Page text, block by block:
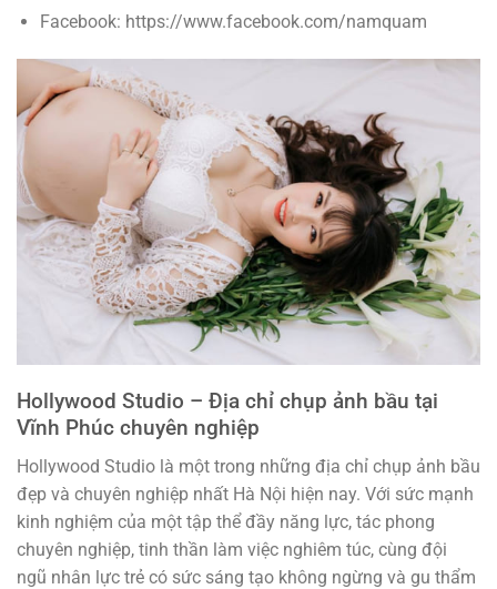
Facebook: https://www.facebook.com/namquam
Hollywood Studio – Địa chỉ chụp ảnh bầu tại
Vĩnh Phúc chuyên nghiệp
Hollywood Studio là một trong những địa chỉ chụp ảnh bầu
đẹp và chuyên nghiệp nhất Hà Nội hiện nay. Với sức mạnh
kinh nghiệm của một tập thể đầy năng lực, tác phong
chuyên nghiệp, tinh thần làm việc nghiêm túc, cùng đội
ngũ nhân lực trẻ có sức sáng tạo không ngừng và gu thẩm